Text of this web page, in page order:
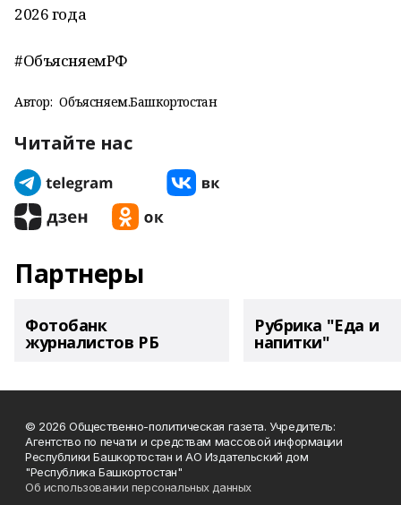
2026 года
#ОбъясняемРФ
Автор: Объясняем.Башкортостан
Читайте нас
Партнеры
Фотобанк
журналистов РБ
Рубрика "Еда и
напитки"
© 2026 Общественно-политическая газета. Учредитель:
Агентство по печати и средствам массовой информации
Республики Башкортостан и АО Издательский дом
"Республика Башкортостан"
Об использовании персональных данных